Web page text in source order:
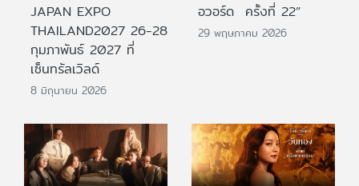
JAPAN EXPO
THAILAND2027 26-28
กุมภาพันธ์ 2027 ที่
เซ็นทรัลเวิลด์
8 มิถุนายน 2026
อวอร์ด ครั้งที่ 22”
29 พฤษภาคม 2026